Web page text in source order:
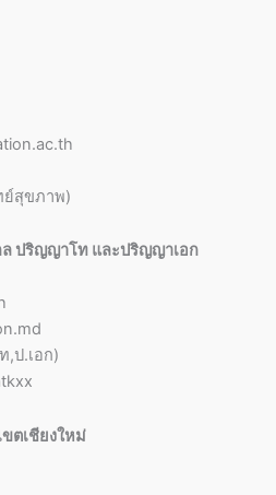
ย์สุขภาพ)
ปริญญาโท และปริญญาเอก
,ป.เอก)
ตเชียงใหม่